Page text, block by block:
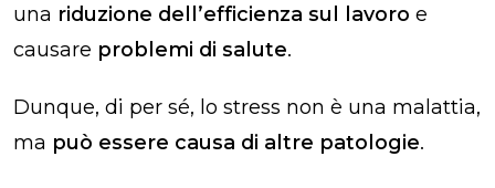
una riduzione dell’efficienza sul lavoro e
causare problemi di salute.
Dunque, di per sé, lo stress non è una malattia,
ma può essere causa di altre patologie.